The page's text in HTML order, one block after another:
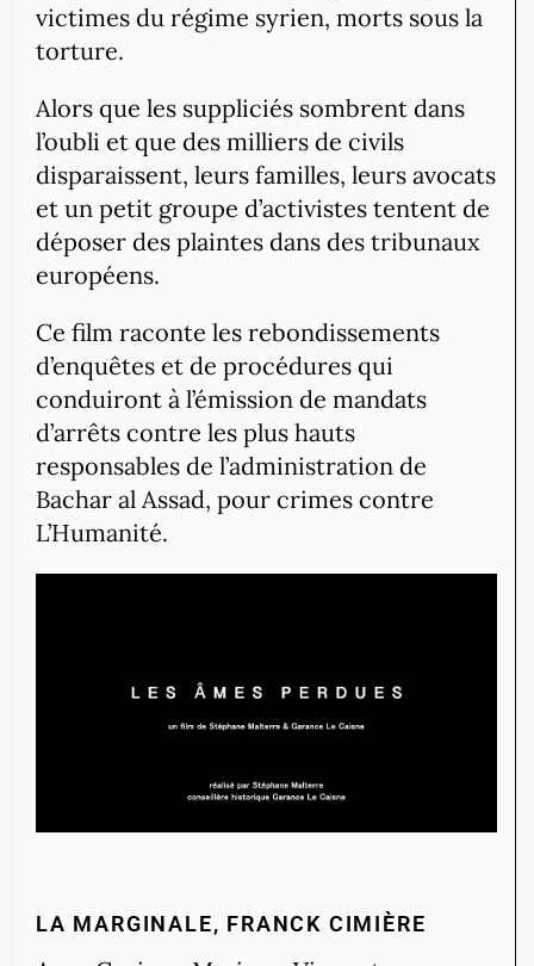
victimes du régime syrien, morts sous la
torture.
Alors que les suppliciés sombrent dans
l’oubli et que des milliers de civils
disparaissent, leurs familles, leurs avocats
et un petit groupe d’activistes tentent de
déposer des plaintes dans des tribunaux
européens.
Ce film raconte les rebondissements
d’enquêtes et de procédures qui
conduiront à l’émission de mandats
d’arrêts contre les plus hauts
responsables de l’administration de
Bachar al Assad, pour crimes contre
L’Humanité.
LA MARGINALE, FRANCK CIMIÈRE